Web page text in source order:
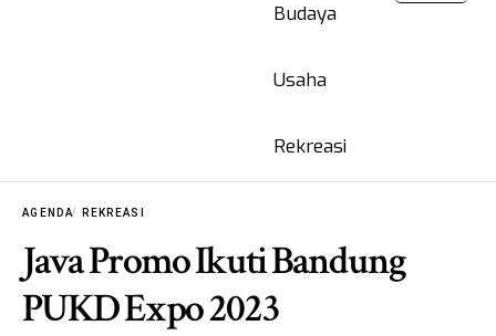
Budaya
Usaha
Rekreasi
AGENDA REKREASI
Java Promo Ikuti Bandung
PUKD Expo 2023